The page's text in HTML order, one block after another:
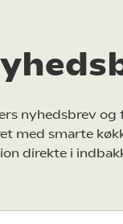
nyhedsbrev og
med smarte
direkte i